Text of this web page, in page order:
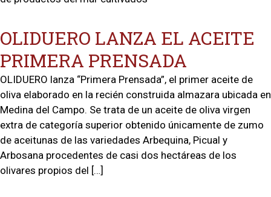
OLIDUERO LANZA EL ACEITE
PRIMERA PRENSADA
OLIDUERO lanza “Primera Prensada”, el primer aceite de
oliva elaborado en la recién construida almazara ubicada en
Medina del Campo. Se trata de un aceite de oliva virgen
extra de categoría superior obtenido únicamente de zumo
de aceitunas de las variedades Arbequina, Picual y
Arbosana procedentes de casi dos hectáreas de los
olivares propios del […]